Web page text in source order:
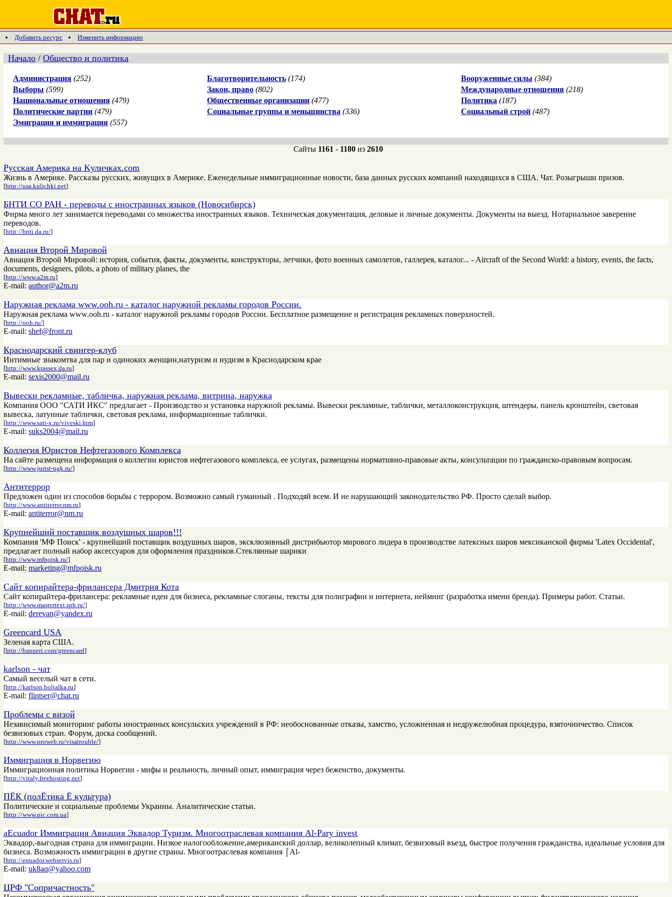
Добавить ресурс Изменить информацию
Начало / Общество и политика
Администрация (252) Благотворительность (174) Вооруженные силы (384)
Выборы (599) Закон, право (802) Международные отношения (218)
Национальные отношения (479) Общественные организации (477) Политика (187)
Политические партии (479) Социальные группы и меньшинства (336) Социальный строй (487)
Эмиграция и иммиграция (557)
Сайты 1161 - 1180из 2610
Русская Америка на Kуличках.com
Жизнь в Америке. Рассказы русских, живущих в Америке. Еженедельные иммиграционные новости, база данных русских компаний находящихся в США. Чат. Розыгрыши призов.
[http://usa.kulichki.net]
БНТИ СО РАН - переводы с иностранных языков (Новосибирск)
Фирма много лет занимается переводами со множества иностранных языков. Техническая документация, деловые и личные документы. Документы на выезд. Нотариальное заверение
переводов.
[http://bnti.da.ru/]
Авиация Второй Мировой
Авиация Второй Мировой: история, события, факты, документы, конструкторы, летчики, фото военных самолетов, галлерея, каталог... - Aircraft of the Second World: a history, events, the facts,
documents, designers, pilots, a photo of military planes, the
[http://www.a2m.ru]
E-mail: author@a2m.ru
Наружная реклама www.ooh.ru - каталог наружной рекламы городов России.
Наружная реклама www.ooh.ru - каталог наружной рекламы городов России. Бесплатное размещение и регистрация рекламных поверхностей.
[http://ooh.ru/]
E-mail: shef@front.ru
Краснодарский свингер-клуб
Интимные знакомтва для пар и одиноких женщин,натуризм и нудизм в Краснодарском крае
[http://www.krassex.da.ru]
E-mail: sexis2000@mail.ru
Вывески рекламные, табличка, наружная реклама, витрина, наружка
Компания ООО "САТИ ИКС" предлагает - Производство и установка наружной рекламы. Вывески рекламные, таблички, металлоконструкция, штендеры, панель кронштейн, световая
вывеска, латунные таблички, световая реклама, информационные таблички.
[http://www.sati-x.ru/viveski.htm]
E-mail: suks2004@mail.ru
Коллегия Юристов Нефтегазового Комплекса
На сайте размещена информация о коллегии юристов нефтегазового комплекса, ее услугах, размещены нормативно-правовые акты, консультации по гражданско-правовым вопросам.
[http://www.jurist-ngk.ru/]
Антитеррор
Предложен один из способов борьбы с террором. Возможно самый гуманный . Подходяй всем. И не нарушающий законодательство РФ. Просто сделай выбор.
[http://www.antiterror.nm.ru]
E-mail: antiterror@nm.ru
Крупнейший поставщик воздушных шаров!!!
Компания 'МФ Поиск' - крупнейший поставщик воздушных шаров, эксклюзивный дистрибьютор мирового лидера в производстве латексных шаров мексиканской фирмы 'Latex Occidental',
предлагает полный набор аксессуаров для оформления праздников.Стеклянные шарики
[http://www.mfpoisk.ru/]
E-mail: marketing@mfpoisk.ru
Сайт копирайтера-фрилансера Дмитрия Кота
Сайт копирайтера-фрилансера: рекламные идеи для бизнеса, рекламные слоганы, тексты для полиграфии и интернета, нейминг (разработка имени бренда). Примеры работ. Статьи.
[http://www.mastertext.spb.ru/]
E-mail: derevan@yandex.ru
Greencard USA
Зеленая карта США.
[http://banneri.com/greencard]
karlson - чат
Самый веселый чат в сети.
[http://karlson.boltalka.ru]
E-mail: flintser@chat.ru
Проблемы с визой
Независимый мониторинг работы иностранных консульских учреждений в РФ: необоснованные отказы, хамство, усложненная и недружелюбная процедура, взяточничество. Список
безвизовых стран. Форум, доска сообщений.
[http://www.proweb.ru/visatrouble/]
Иммиграция в Норвегию
Иммиграционная политика Норвегии - мифы и реальность, личный опыт, иммиграция через беженство, документы.
[http://vitaly.freehosting.net]
ПЁК (полЁтика Ё культура)
Политические и социальные проблемы Украины. Аналитические статьи.
[http://www.pic.com.ua]
aEcuador Иммиграция Авиация Эквадор Туризм. Многоотраслевая компания Al-Pary invest
Эквадор,-выгодная страна для иммиграции. Низкое налогообложение,американский доллар, великолепный климат, безвизовый въезд, быстрое получения гражданства, идеальные условия для
бизнеса. Возможность иммиграции в другие страны. Многоотраслевая компания ⌠Al-
[http://equador.webservis.ru]
E-mail: uk8aq@yahoo.com
ЦРФ "Сопричастность"